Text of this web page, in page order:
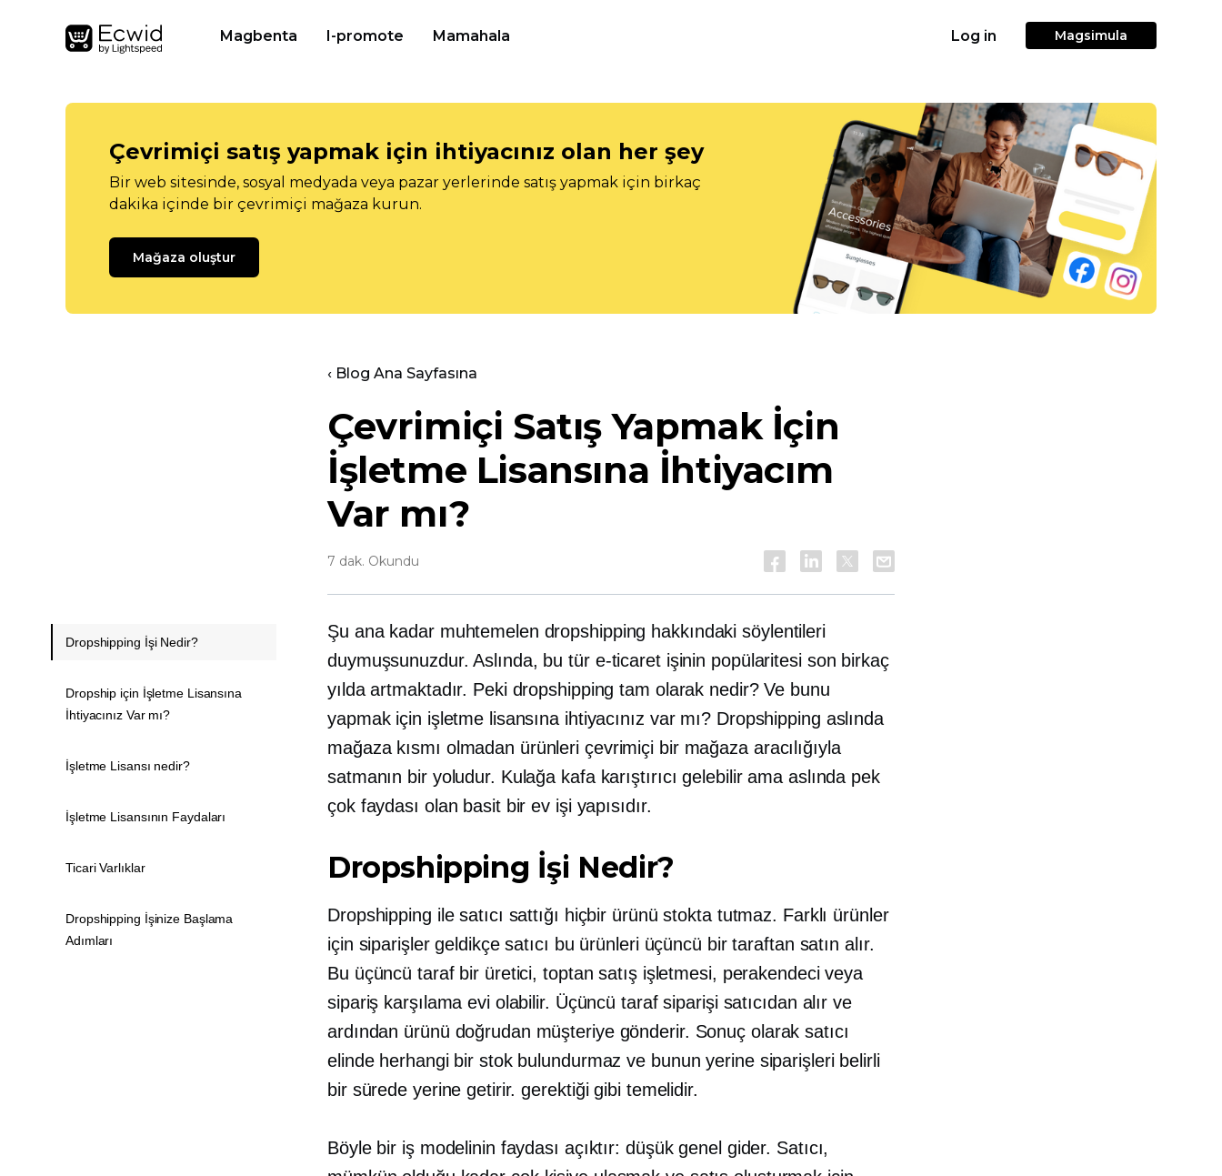
Magbenta I-promote Mamahala Log in Magsimula
Çevrimiçi satış yapmak için ihtiyacınız olan her şey
Bir web sitesinde, sosyal medyada veya pazar yerlerinde satış yapmak için birkaç
dakika içinde bir çevrimiçi mağaza kurun.
Mağaza oluştur
‹ Blog Ana Sayfasına
Çevrimiçi Satış Yapmak İçin
İşletme Lisansına İhtiyacım
Var mı?
7 dak. Okundu
Şu ana kadar muhtemelen dropshipping hakkındaki söylentileri
duymuşsunuzdur. Aslında, bu tür e-ticaret işinin popülaritesi son birkaç
yılda artmaktadır. Peki dropshipping tam olarak nedir? Ve bunu
yapmak için işletme lisansına ihtiyacınız var mı? Dropshipping aslında
mağaza kısmı olmadan ürünleri çevrimiçi bir mağaza aracılığıyla
satmanın bir yoludur. Kulağa kafa karıştırıcı gelebilir ama aslında pek
çok faydası olan basit bir ev işi yapısıdır.
Dropshipping İşi Nedir?
Dropshipping ile satıcı sattığı hiçbir ürünü stokta tutmaz. Farklı ürünler
için siparişler geldikçe satıcı bu ürünleri üçüncü bir taraftan satın alır.
Bu üçüncü taraf bir üretici, toptan satış işletmesi, perakendeci veya
sipariş karşılama evi olabilir. Üçüncü taraf siparişi satıcıdan alır ve
ardından ürünü doğrudan müşteriye gönderir. Sonuç olarak satıcı
elinde herhangi bir stok bulundurmaz ve bunun yerine siparişleri belirli
bir sürede yerine getirir.gerektiği gibitemelidir.
Böyle bir iş modelinin faydası açıktır: düşük genel gider. Satıcı,
Dropshipping İşi Nedir?
Dropship için İşletme Lisansına
İhtiyacınız Var mı?
İşletme Lisansı nedir?
İşletme Lisansının Faydaları
Ticari Varlıklar
Dropshipping İşinize Başlama
Adımları